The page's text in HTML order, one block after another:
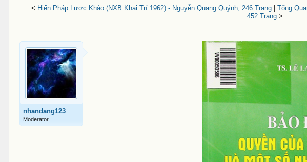
< Hiến Pháp Lược Khảo (NXB Khai Trí 1962) - Nguyễn Quang Quýnh, 246 Trang| Tổng
452 Trang >
nhandang123
Moderator